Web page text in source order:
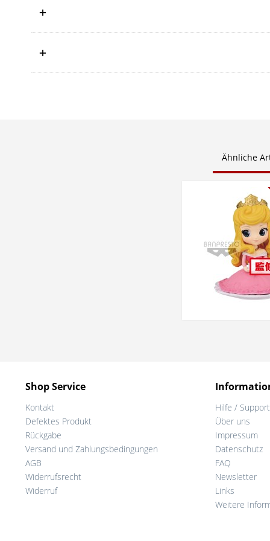
Ähnliche
Shop Service
Kontakt
Defektes Produkt
Rückgabe
Versand und Zahlungsbedingungen
AGB
Widerrufsrecht
Widerruf
Hilfe / Support
Über uns
Impressum
Datenschutz
FAQ
Newsletter
Links
Weitere